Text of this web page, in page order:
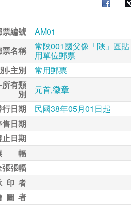
票編號
AM01
票名稱
常陜001國父像「陜」區貼
用單位郵票
-主別
常用郵票
有類
別
元首,徽章
行日期
民國38年05月01日起
售日期
止日期
幅
張幅
印 者
圖 者